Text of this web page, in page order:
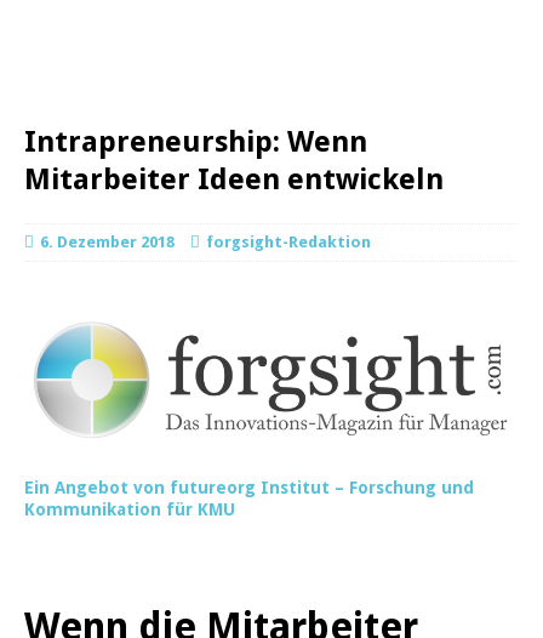
Intrapreneurship: Wenn
Mitarbeiter Ideen entwickeln
6. Dezember 2018 forgsight-Redaktion
Ein Angebot von futureorg Institut – Forschung und
Kommunikation für KMU
Wenn die Mitarbeiter